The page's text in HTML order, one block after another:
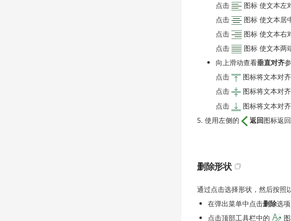
点击
图标 使文本左
点击
图标 使文本居
点击
图标 使文本右
点击
图标 使文本两
向上滑动查看垂直对齐
点击
图标将文本对
点击
图标将文本对
点击
图标将文本对
使用左侧的
返回图标返
删除形状
通过点击选择形状，然后按照
在弹出菜单中点击删除选
点击顶部工具栏中的